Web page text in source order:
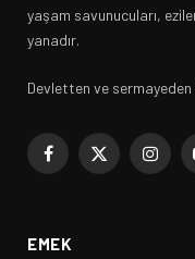
yaşam savunucuları,
yanadır.
Devletten ve sermayeden
Facebook
X
EMEK